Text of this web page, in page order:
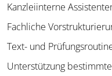
Kanzleiinterne
Fachliche
Text- und
Unterstützung